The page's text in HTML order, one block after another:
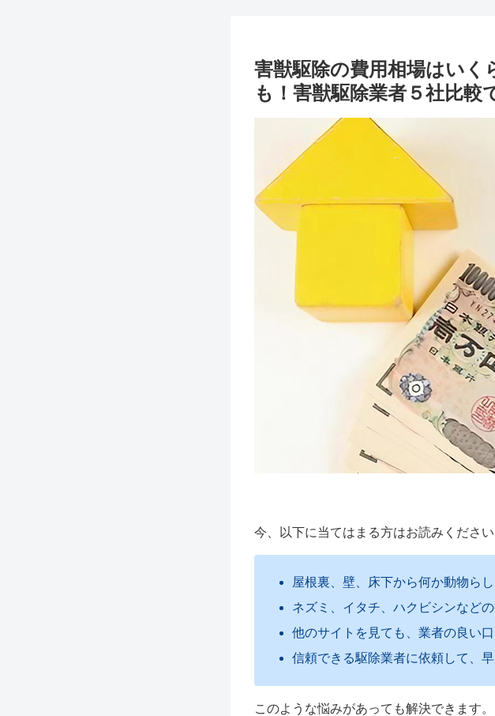
害獣駆除の費用相場はいく
も！害獣駆除業者５社比較
今、以下に当てはまる方はお読みください
屋根裏、壁、床下から何か動物ら
ネズミ、イタチ、ハクビシンなど
他のサイトを見ても、業者の良い
信頼できる駆除業者に依頼して、
このような悩みがあっても解決できます。